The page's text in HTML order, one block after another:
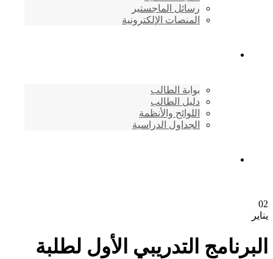
رسائل الماجستير
المنصات الإلكترونية
بوابة الطالب
دليل الطالب
اللوائح والأنظمة
الجداول الدراسية
02
يناير
البرنامج التدريبي الأول لطلبة